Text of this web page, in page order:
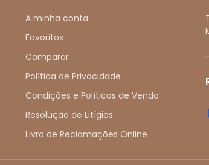
A minha conta
Favoritos
Comparar
Política de Privacidade
Condições e Políticas de Venda
Resolução de Litígios
Livro de Reclamações Online